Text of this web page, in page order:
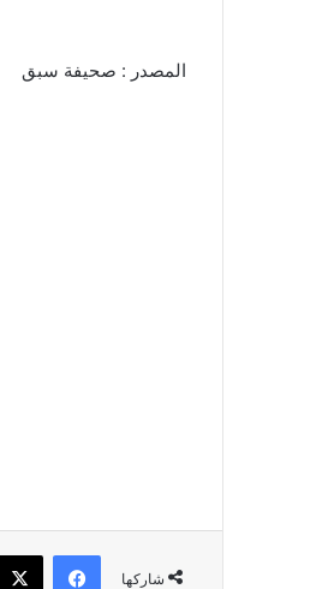
المصدر : صحيفة سبق
شاركها
فيسبوك